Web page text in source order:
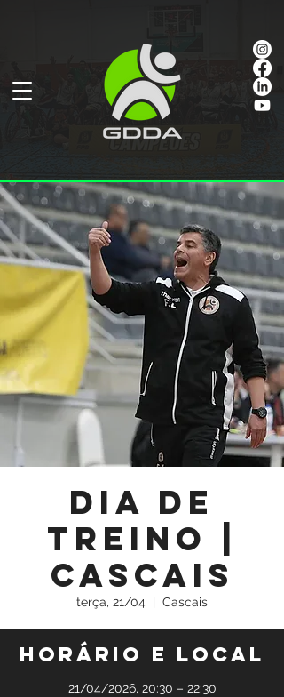
Dia de
Treino |
Cascais
terça, 21/04
  |
Cascais
Horário e local
21/04/2026, 20:30 – 22:30